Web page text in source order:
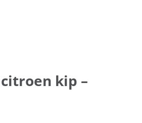
kip –